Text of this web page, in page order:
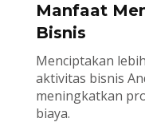
Manfaat
Bisnis
Menciptakan
aktivitas bisnis
meningkatkan
biaya.